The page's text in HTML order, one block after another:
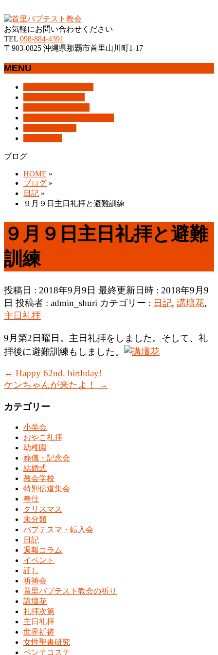
お気軽にお問い合わせください
TEL 098-884-4391
〒903-0825 沖縄県那覇市首里山川町1-17
MENU
す
ブログ
HOME »
ブログ »
日記 »
９月９日主日礼拝と避難訓練
９月９日主日礼拝と避難
訓練
投稿日 : 2018年9月9日 最終更新日時 : 2018年9月9
日 投稿者 : admin_shuri カテゴリー : 日記, 講壇花,
主日礼拝
9月第2日曜日。主日礼拝をしました。そして、礼
拝後に避難訓練もしました。
← Happy 62nd. birthday!
ケンちゃんが来たよ！
→
カテゴリー
小羊会
おやこ礼拝
幼稚園
葬儀・記念会
結婚式
教会学校
特別伝道集会
奉仕
クリスマス
未分類
バプテスマ・転入会
日記
週報コラム
イベント
証し
祈祷会
首里バプテスト教会の祈り
講壇花
礼拝次第
主日礼拝
世界祈祷
女性聖書研究
ペンテコステ